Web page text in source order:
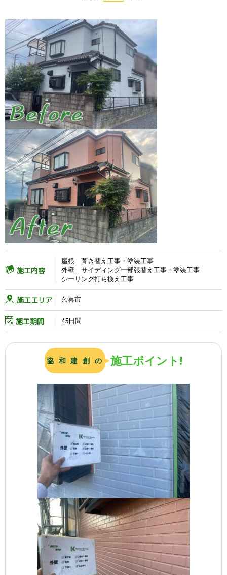
施工内容
屋根 葺き替え工事・塗装工事
外壁 サイディング一部張替え工事・塗装工事
シーリング打ち換え工事
施工エリア 久喜市
施工期間 45日間
協 和 建 創 の 施工ポイント!